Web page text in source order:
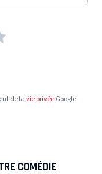
de lavie privéeGoogle.
COMÉDIE